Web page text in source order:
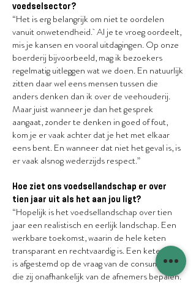
voedselsector?
“Het is erg belangrijk om niet te oordelen
vanuit onwetendheid. Al je te vroeg oordeelt,
mis je kansen en vooral uitdagingen. Op onze
boerderij bijvoorbeeld, mag ik bezoekers
regelmatig uitleggen wat we doen. En natuurlijk
zitten daar wel eens mensen tussen die
anders denken dan ik over de veehouderij.
Maar juist wanneer je dan het gesprek
aangaat, zonder te denken in goed of fout,
kom je er vaak achter dat je het met elkaar
eens bent. En wanneer dat niet het geval is, is
er vaak alsnog wederzijds respect.”
Hoe ziet ons voedsellandschap er over
tien jaar uit als het aan jou ligt?
“Hopelijk is het voedsellandschap over tien
jaar een realistisch en eerlijk landschap. Een
werkbare toekomst, waarin de hele keten
transparant en rechtvaardig is. Een keten die
is afgestemd op de vraag van de consument,
die zij onafhankelijk van de afnemers bepalen.